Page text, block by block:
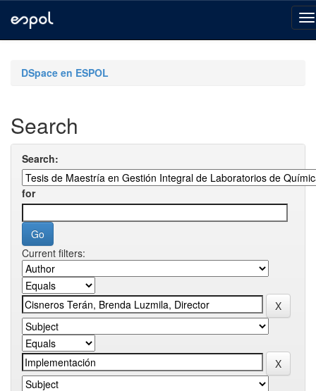
navigationDSpace en ESPOL
Search
Search:
for
Current filters: